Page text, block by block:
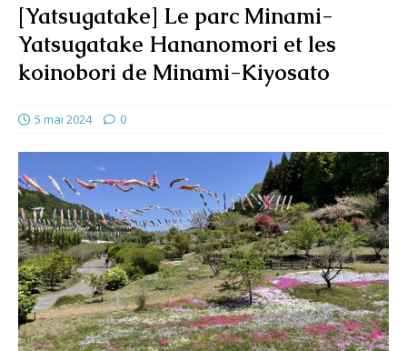
[Yatsugatake] Le parc Minami-
Yatsugatake Hananomori et les
koinobori de Minami-Kiyosato
5 mai 2024 0